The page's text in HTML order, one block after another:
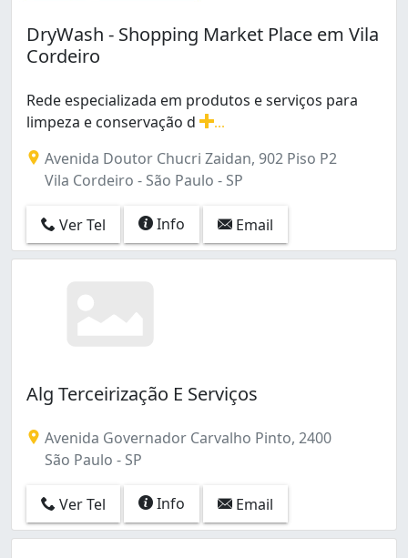
Vila Carmosina (3)
Vila Carrão (10)
Vila Clementino (5)
Vila Congonhas (10)
Vila Constança (4)
Vila Cordeiro (6)
Vila Dalila (2)
Vila Diva (Zona Norte) (2)
Vila Dom Pedro I (17)
Vila Doutor Eiras (2)
Vila Formosa (18)
Vila Friburgo (2)
Vila Gertrudes (9)
Vila Gomes Cardim (6)
Vila Guilherme (4)
Vila Independência (16)
Vila Industrial (3)
DryWash - Shopping Market Place em Vila
Cordeiro
Rede especializada em produtos e serviços para
limpeza e conservação d
Avenida Doutor Chucri Zaidan, 902 Piso P2
Vila Cordeiro - São Paulo - SP
Ver Tel Info Email
Alg Terceirização E Serviços
Avenida Governador Carvalho Pinto, 2400
São Paulo - SP
Ver Tel Info Email